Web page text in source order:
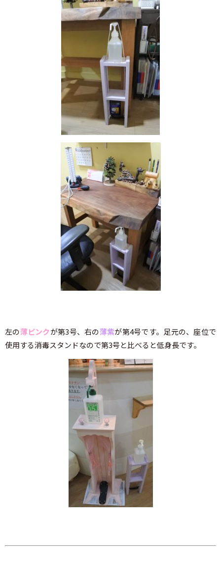
左の薄ピンクが第3号、右の薄紫が第4号です。足元の、座位で
使用する消毒スタンドなので第3号と比べると低身長です。